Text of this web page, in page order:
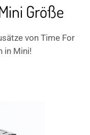
Größe
von Time For
in Mini!